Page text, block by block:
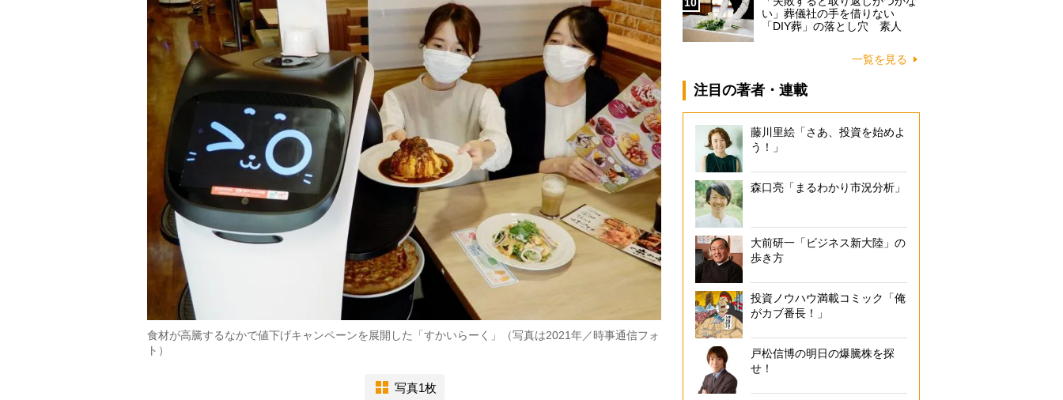
食材が高騰するなかで値下げキャンペーンを展開した「すかいらーく」（写真は2021年／時事通信フォ
ト）
写真1枚
い」葬儀社の手を借りない
「DIY葬」の落とし穴 素人
一覧を見る
注目の著者・連載
藤川里絵「さあ、投資を始めよ
う！」
森口亮「まるわかり市況分析」
大前研一「ビジネス新大陸」の
歩き方
投資ノウハウ満載コミック「俺
がカブ番長！」
戸松信博の明日の爆騰株を探
せ！